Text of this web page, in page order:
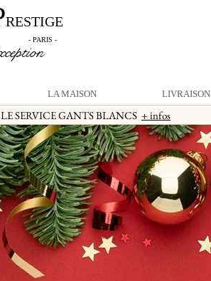
RESTIGE
- PARIS -
LA MAISON LIVRAISON
LE SERVICE GANTS BLANCS + infos